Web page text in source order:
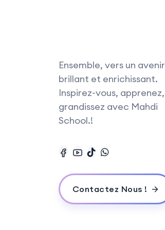
Ensemble, vers un avenir
brillant et enrichissant.
Inspirez-vous, apprenez,
grandissez avec Mahdi
School.!
Contactez Nous !